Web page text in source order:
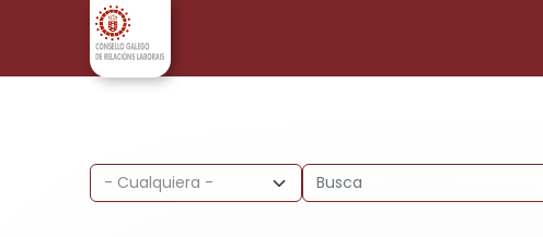
Pasar al contenido principal